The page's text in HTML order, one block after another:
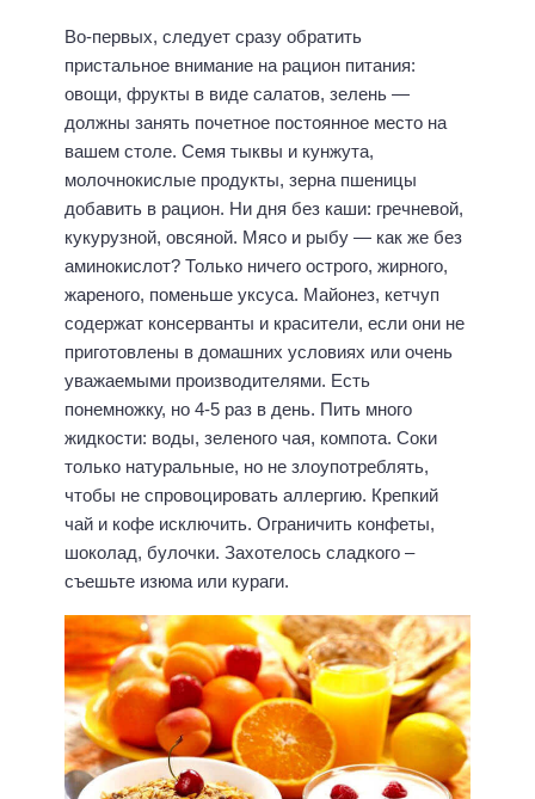
Во-первых, следует сразу обратить
пристальное внимание на рацион питания:
овощи, фрукты в виде салатов, зелень —
должны занять почетное постоянное место на
вашем столе. Семя тыквы и кунжута,
молочнокислые продукты, зерна пшеницы
добавить в рацион. Ни дня без каши: гречневой,
кукурузной, овсяной. Мясо и рыбу — как же без
аминокислот? Только ничего острого, жирного,
жареного, поменьше уксуса. Майонез, кетчуп
содержат консерванты и красители, если они не
приготовлены в домашних условиях или очень
уважаемыми производителями. Есть
понемножку, но 4-5 раз в день. Пить много
жидкости: воды, зеленого чая, компота. Соки
только натуральные, но не злоупотреблять,
чтобы не спровоцировать аллергию. Крепкий
чай и кофе исключить. Ограничить конфеты,
шоколад, булочки. Захотелось сладкого –
съешьте изюма или кураги.